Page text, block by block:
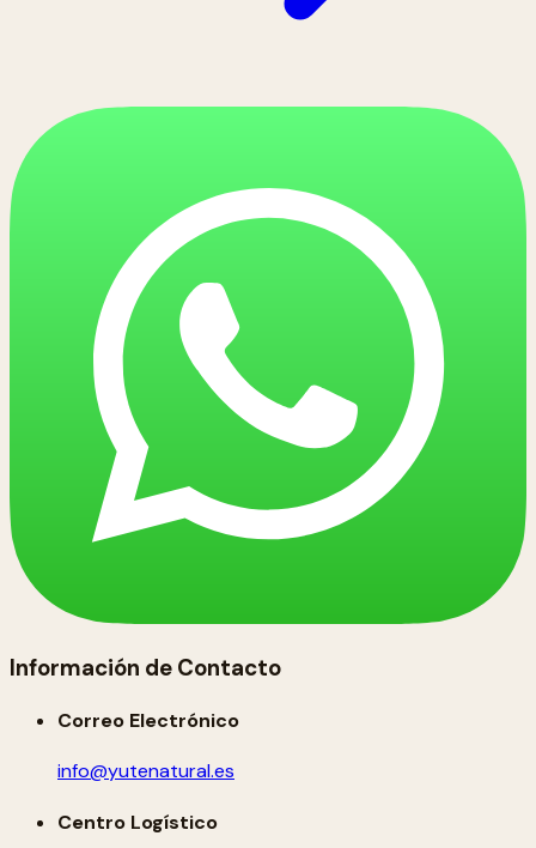
Información de Contacto
Correo Electrónico
info@yutenatural.es
Centro Logístico